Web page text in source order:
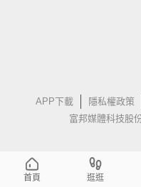
APP下載 隱私權政策
富邦媒體科技股
首頁 逛逛